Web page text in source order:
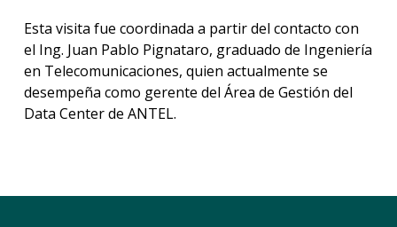
Esta visita fue coordinada a partir del contacto con
el Ing. Juan Pablo Pignataro, graduado de Ingeniería
en Telecomunicaciones, quien actualmente se
desempeña como gerente del Área de Gestión del
Data Center de ANTEL.